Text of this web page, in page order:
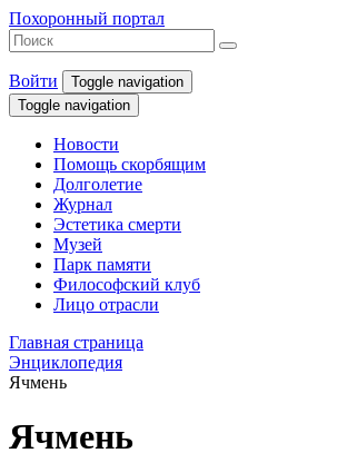
Похоронный портал
Войти
Toggle navigation
Toggle navigation
Новости
Помощь скорбящим
Долголетие
Журнал
Эстетика смерти
Музей
Парк памяти
Философский клуб
Лицо отрасли
Главная страница
Энциклопедия
Ячмень
Ячмень